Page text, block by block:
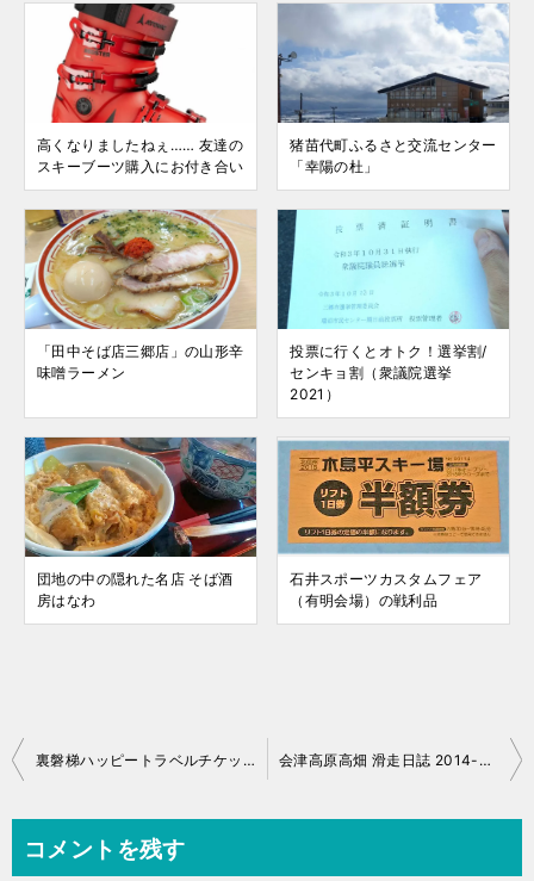
高くなりましたねぇ…… 友達の
スキーブーツ購入にお付き合い
猪苗代町ふるさと交流センター
「幸陽の杜」
「田中そば店三郷店」の山形辛
味噌ラーメン
投票に行くとオトク！選挙割/
センキョ割（衆議院選挙
2021）
団地の中の隠れた名店 そば酒
房はなわ
石井スポーツカスタムフェア
（有明会場）の戦利品
投
ビ
裏磐梯ハッピートラベルチケット 会津高原高畑 滑走日誌 2014-15 No.047
コメントを残す